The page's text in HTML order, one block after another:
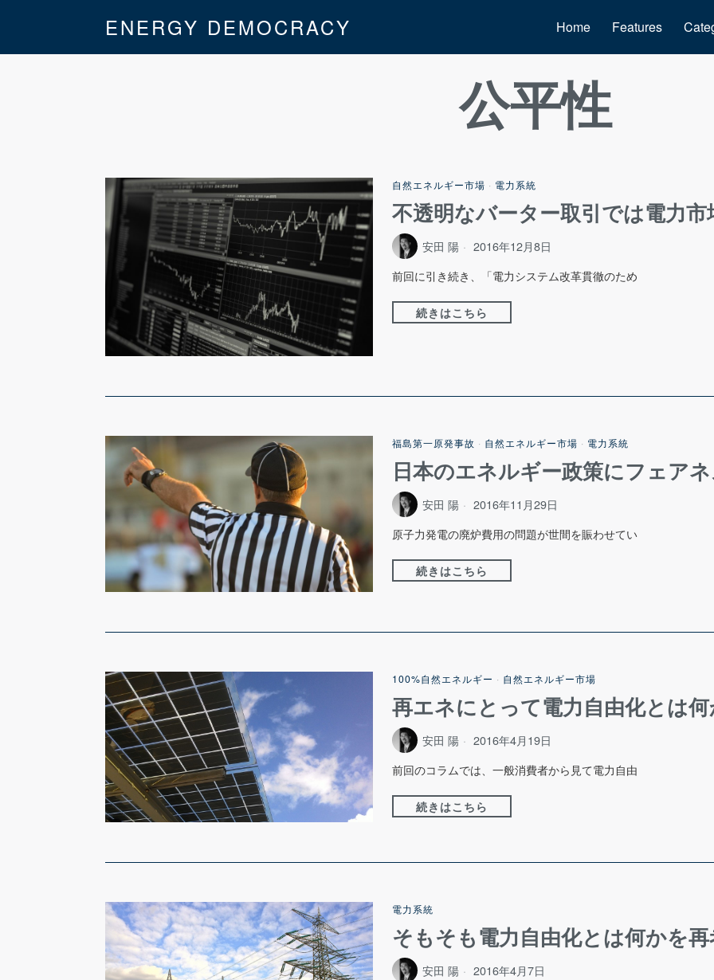
ENERGY DEMOCRACY Home Features
公平性
自然エネルギー市場 · 電力系統
不透明なバーター取引では電力
安田 陽 2016年12月8日
前回に引き続き、「電力システム改革貫徹のため
続きはこちら
福島第一原発事故 · 自然エネルギー市場 · 電力系統
日本のエネルギー政策にフェア
安田 陽 2016年11月29日
原子力発電の廃炉費用の問題が世間を賑わせてい
続きはこちら
100%自然エネルギー · 自然エネルギー市場
再エネにとって電力自由化とは
安田 陽 2016年4月19日
前回のコラムでは、一般消費者から見て電力自由
続きはこちら
電力系統
そもそも電力自由化とは何かを
安田 陽 2016年4月7日